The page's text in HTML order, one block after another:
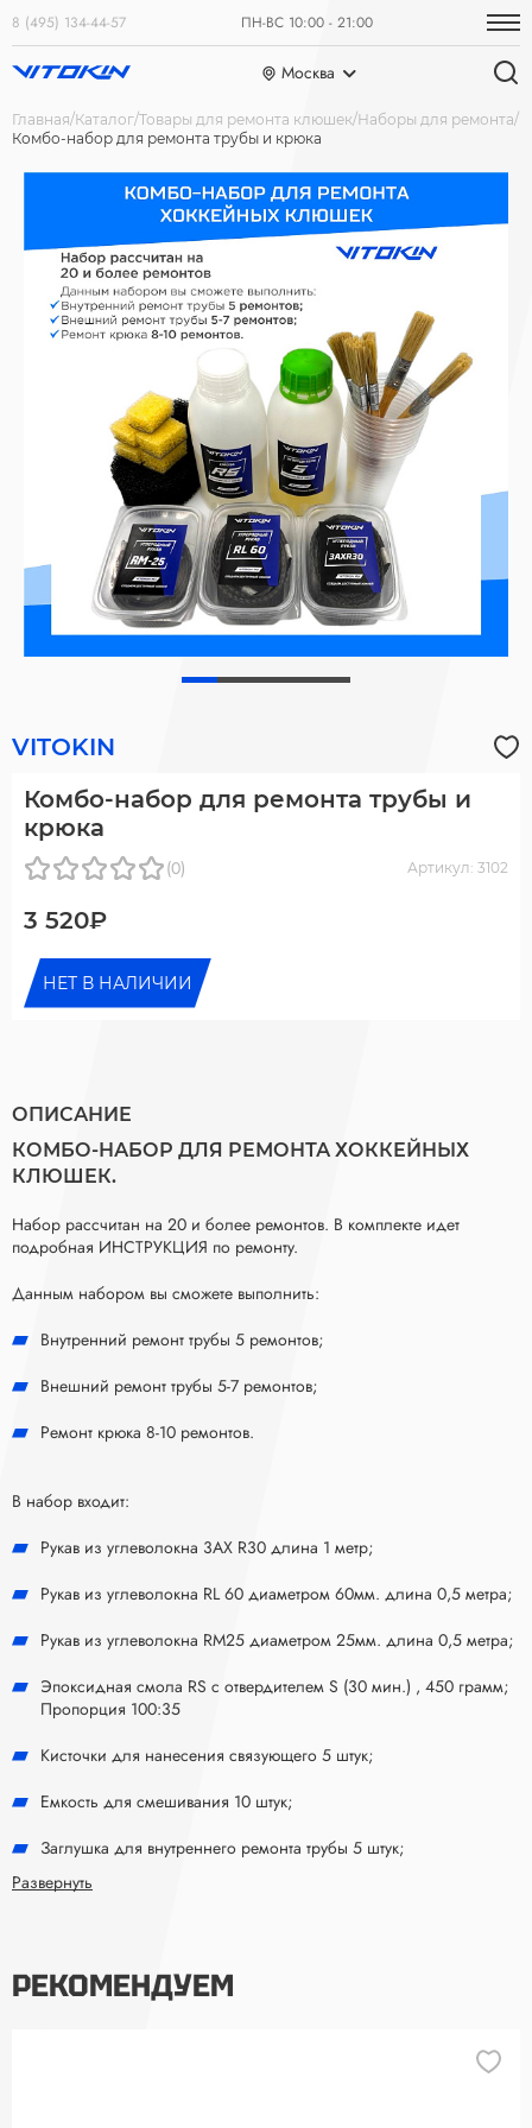
8 (495) 134-44-57 ПН-ВС 10:00 - 21:00
Москва
Главная Каталог Товары для ремонта клюшек Наборы для ремонта
Комбо-набор для ремонта трубы и крюка
VITOKIN
Комбо-набор для ремонта трубы и
крюка
(0) Артикул: 3102
3 520₽
НЕТ В НАЛИЧИИ
ОПИСАНИЕ
КОМБО-НАБОР ДЛЯ РЕМОНТА ХОККЕЙНЫХ
КЛЮШЕК.
Набор рассчитан на 20 и более ремонтов. В комплекте идет
подробная ИНСТРУКЦИЯ по ремонту.
Данным набором вы сможете выполнить:
Внутренний ремонт трубы 5 ремонтов;
Внешний ремонт трубы 5-7 ремонтов;
Ремонт крюка 8-10 ремонтов.
В набор входит:
Рукав из углеволокна 3AX R30 длина 1 метр;
Рукав из углеволокна RL 60 диаметром 60мм. длина 0,5 метра;
Рукав из углеволокна RM25 диаметром 25мм. длина 0,5 метра;
Эпоксидная смола RS с отвердителем S (30 мин.) , 450 грамм;
Пропорция 100:35
Кисточки для нанесения связующего 5 штук;
Емкость для смешивания 10 штук;
Заглушка для внутреннего ремонта трубы 5 штук;
Поролон для вставок, 0,5 метра;
Развернуть
РЕКОМЕНДУЕМ